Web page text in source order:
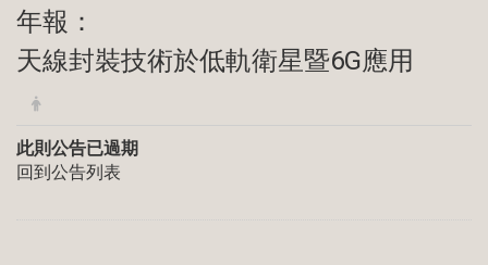
年報：
天線封裝技術於低軌衛星暨6G應用
此則公告已過期
回到公告列表